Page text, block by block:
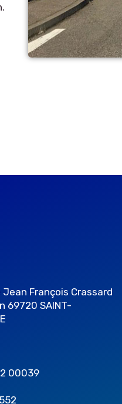
Jean François Crassard
69720 SAINT-
00039